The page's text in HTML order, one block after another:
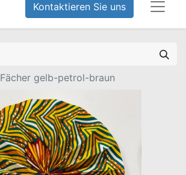
Kontaktieren Sie uns
Fächer gelb-petrol-braun